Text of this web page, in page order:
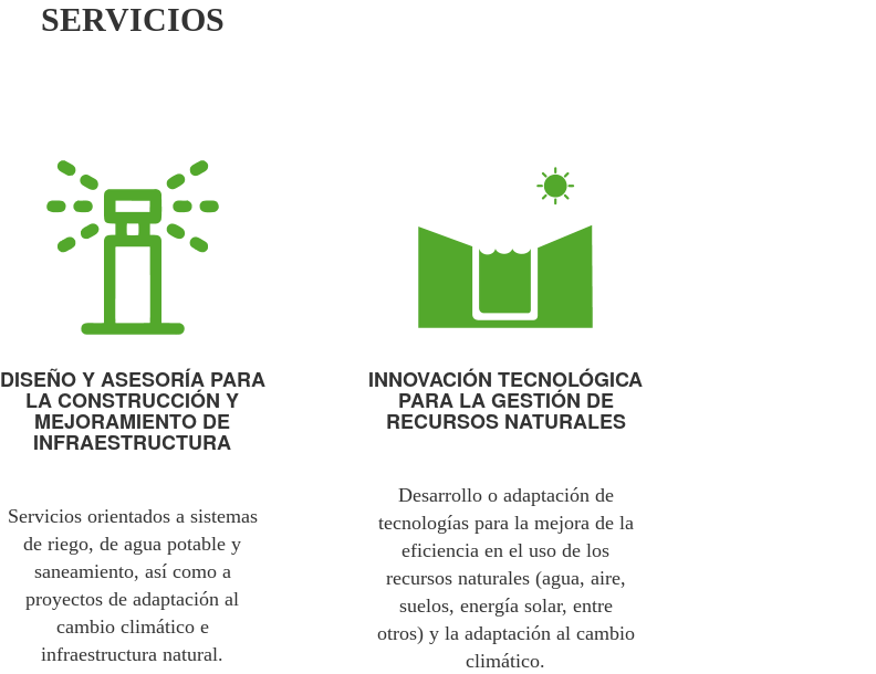
SERVICIOS
DISEÑO Y ASESORÍA PARA
LA CONSTRUCCIÓN Y
MEJORAMIENTO DE
INFRAESTRUCTURA
Servicios orientados a sistemas
de riego, de agua potable y
saneamiento, así como a
proyectos de adaptación al
cambio climático e
infraestructura natural.
INNOVACIÓN TECNOLÓGICA
PARA LA GESTIÓN DE
RECURSOS NATURALES
Desarrollo o adaptación de
tecnologías para la mejora de la
eficiencia en el uso de los
recursos naturales (agua, aire,
suelos, energía solar, entre
otros) y la adaptación al cambio
climático.